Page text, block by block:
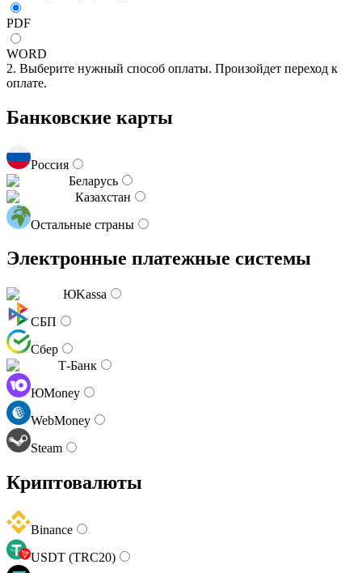
PDF
WORD
2. Выберите нужный способ оплаты. Произойдет переход к
оплате.
Банковские карты
Россия
Беларусь
Казахстан
Остальные страны
Электронные платежные системы
ЮKassa
СБП
Сбер
Т-Банк
ЮMoney
WebMoney
Steam
Криптовалюты
Binance
USDT (TRC20)